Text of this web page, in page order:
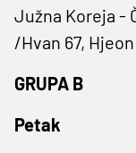
Južna Koreja -
/Hvan 67,
GRUPA B
Petak